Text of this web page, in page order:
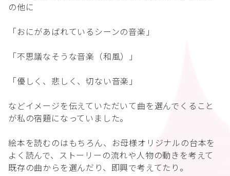
の他に
「おにがあばれているシーンの音楽」
「不思議なそうな音楽（和風）」
「優しく、悲しく、切ない音楽」
などイメージを伝えていただいて曲を選んでくること
が私の宿題になっていました。
絵本を読むのはもちろん、お母様オリジナルの台本を
よく読んで、ストーリーの流れや人物の動きを考えて
既存の曲からを選んだり、即興で考えてたり。